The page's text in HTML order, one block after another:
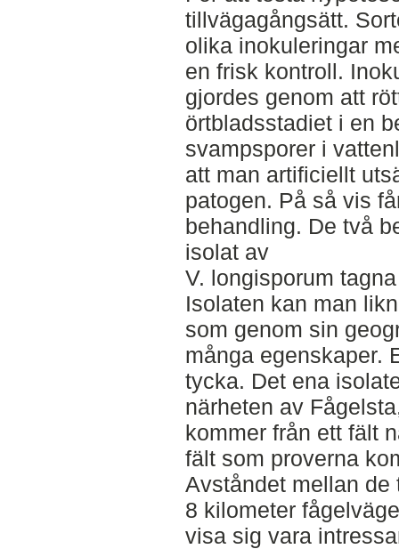
tillvägagångsätt.
olika inokuleringar
en frisk kontroll.
gjordes genom att
örtbladsstadiet i en
svampsporer i
att man artificiellt
patogen. På så vis
behandling. De två
isolat av
V. longisporum
Isolaten kan man
som genom sin
många egenskaper.
tycka. Det ena
närheten av
kommer från ett fält
fält som proverna
Avståndet mellan de
8 kilometer
visa sig vara